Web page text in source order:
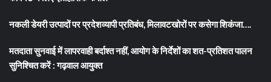
नकली डेयरी उत्पादों पर प्रदेशव्यापी प्रतिबंध, मिलावटखोरों पर कसेगा शिकंजा….
मतदाता सुनवाई में लापरवाही बर्दाश्त नहीं, आयोग के निर्देशों का शत-प्रतिशत पालन
सुनिश्चित करें : गढ़वाल आयुक्त